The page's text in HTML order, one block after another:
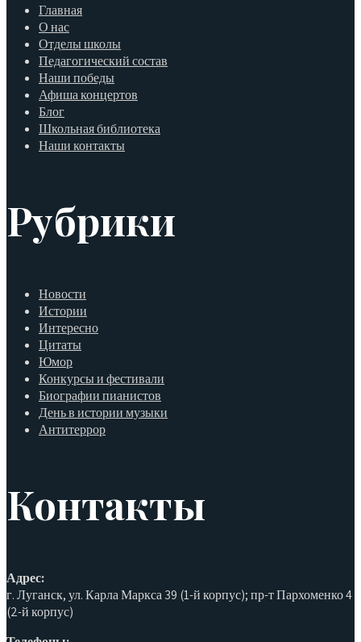
Главная
О нас
Отделы школы
Педагогический состав
Наши победы
Афиша концертов
Блог
Школьная библиотека
Наши контакты
Рубрики
Новости
Истории
Интересно
Цитаты
Юмор
Конкурсы и фестивали
Биографии пианистов
День в истории музыки
Антитеррор
Контакты
Адрес:
г. Луганск, ул. Карла Маркса 39 (1-й корпус); пр-т Пархоменко 4
(2-й корпус)